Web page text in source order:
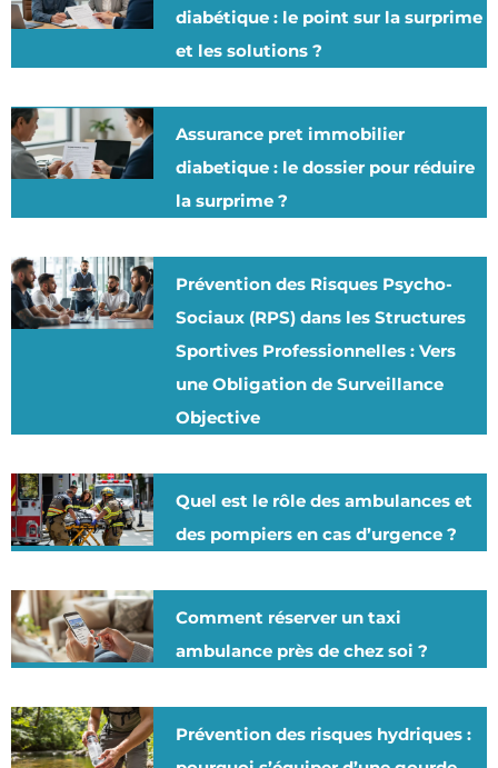
diabétique : le point sur la surprime
et les solutions ?
Assurance pret immobilier
diabetique : le dossier pour réduire
la surprime ?
Prévention des Risques Psycho-
Sociaux (RPS) dans les Structures
Sportives Professionnelles : Vers
une Obligation de Surveillance
Objective
Quel est le rôle des ambulances et
des pompiers en cas d’urgence ?
Comment réserver un taxi
ambulance près de chez soi ?
Prévention des risques hydriques :